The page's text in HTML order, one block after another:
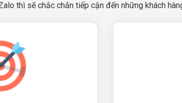
thì sẽ chắc chắn tiếp cận đến những khách